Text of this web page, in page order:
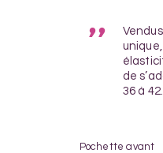
de
36 à 42.
Pochette avant